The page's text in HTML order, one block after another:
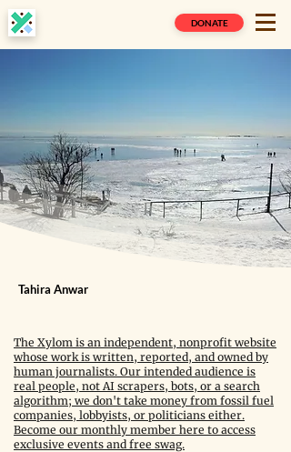
DONATE
Tahira Anwar
The Xylom is an independent, nonprofit website
whose work is written, reported, and owned by
human journalists. Our intended audience is
real people, not AI scrapers, bots, or a search
algorithm; we don't take money from fossil fuel
companies, lobbyists, or politicians either.
Become our monthly member here to access
exclusive events and free swag.